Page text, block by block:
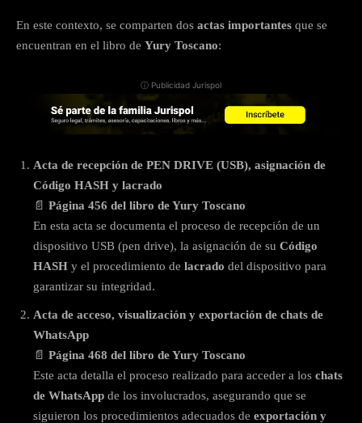
En este contexto, se comparten dos actas importantes que se
encuentran en el libro de Yury Toscano:
ⓘ Publicidad Jurispol
Acta de recepción de PEN DRIVE (USB), asignación de
Código HASH y lacrado
📄 Página 456 del libro de Yury Toscano
En esta acta se documenta el proceso de recepción de un
dispositivo USB (pen drive), la asignación de su Código
HASH y el procedimiento de lacrado del dispositivo para
garantizar su integridad.
Acta de acceso, visualización y exportación de chats de
WhatsApp
📄 Página 468 del libro de Yury Toscano
Este acta detalla el proceso realizado para acceder a los chats
de WhatsApp de los involucrados, asegurando que se
siguieron los procedimientos adecuados de exportación y